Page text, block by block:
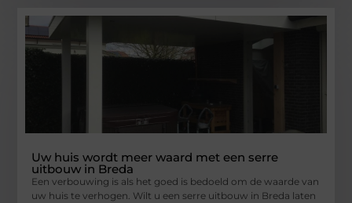
Uw huis wordt meer waard met een serre
uitbouw in Breda
Een verbouwing is als het goed is bedoeld om de waarde van
uw huis te verhogen. Wilt u een serre uitbouw in Breda laten